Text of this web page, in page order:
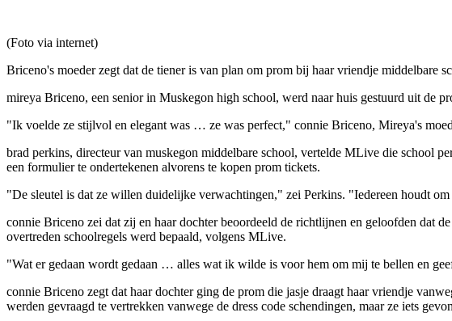
(Foto via internet)
Briceno's moeder zegt dat de tiener is van plan om prom bij haar vriendje middelbare
mireya Briceno, een senior in Muskegon high school, werd naar huis gestuurd uit de
"Ik voelde ze stijlvol en elegant was … ze was perfect," connie Briceno, Mireya's
brad perkins, directeur van muskegon middelbare school, vertelde MLive die school
een formulier te ondertekenen alvorens te kopen prom tickets.
"De sleutel is dat ze willen duidelijke verwachtingen," zei Perkins. "Iedereen houdt
connie Briceno zei dat zij en haar dochter beoordeeld de richtlijnen en geloofden dat
overtreden schoolregels werd bepaald, volgens MLive.
"Wat er gedaan wordt gedaan … alles wat ik wilde is voor hem om mij te bellen en
connie Briceno zegt dat haar dochter ging de prom die jasje draagt haar vriendje
werden gevraagd te vertrekken vanwege de dress code schendingen, maar ze iets